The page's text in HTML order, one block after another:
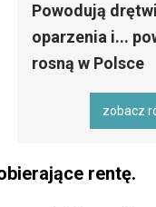
Powodują
oparzenia i...
rosną w Polsce
zobacz
rentę.